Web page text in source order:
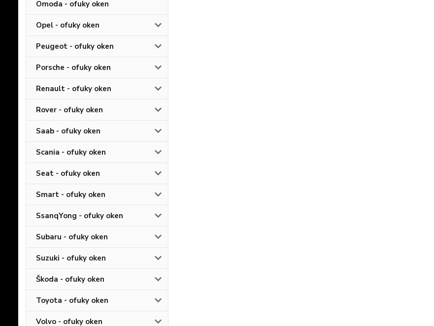
Omoda - ofuky oken
Opel - ofuky oken
Peugeot - ofuky oken
Porsche - ofuky oken
Renault - ofuky oken
Rover - ofuky oken
Saab - ofuky oken
Scania - ofuky oken
Seat - ofuky oken
Smart - ofuky oken
SsanqYong - ofuky oken
Subaru - ofuky oken
Suzuki - ofuky oken
Škoda - ofuky oken
Toyota - ofuky oken
Volvo - ofuky oken